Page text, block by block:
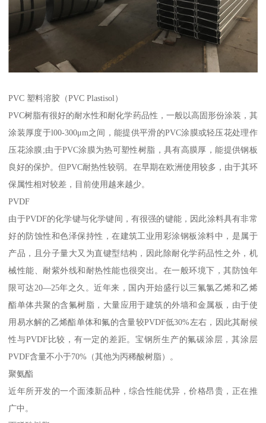
PVC 塑料溶胶（PVC Plastisol）
PVC树脂有很好的耐水性和耐化学药品性，一般以高固形份涂装，其
涂装厚度于l00-300μm之间，能提供平滑的PVC涂膜或轻压花处理作
压花涂膜;由于PVC涂膜为热可塑性树脂，具有高膜厚，能提供钢板
良好的保护。但PVC耐热性较弱。在早期在欧洲使用较多，由于其环
保属性相对较差，目前使用越来越少。
PVDF
由于PVDF的化学键与化学键间，有很强的键能，因此涂料具有非常
好的防蚀性和色泽保持性，在建筑工业用彩涂钢板涂料中，是属于
产品，且分子量大又为直键型结构，因此除耐化学药品性之外，机
械性能、耐紫外线和耐热性能也很突出。在一般环境下，其防蚀年
限可达20—25年之久。近年来，国内开始盛行以三氟氯乙烯和乙烯
酯单体共聚的含氟树脂，大量应用于建筑的外墙和金属板，由于使
用易水解的乙烯酯单体和氟的含量较PVDF低30%左右，因此其耐候
性与PVDF比较，有一定的差距。宝钢所生产的氟碳涂层，其涂层
PVDF含量不小于70%（其他为丙稀酸树脂）。
聚氨酯
近年所开发的一个面漆新品种，综合性能优异，价格昂贵，正在推
广中。